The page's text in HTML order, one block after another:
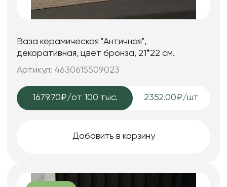
Ваза керамическая "Античная",
декоративная, цвет бронза, 21*22 см.
Артикул: 4630615509023
1679.70₽/от 100 тыс. 2352.00₽/шт
Добавить в корзину